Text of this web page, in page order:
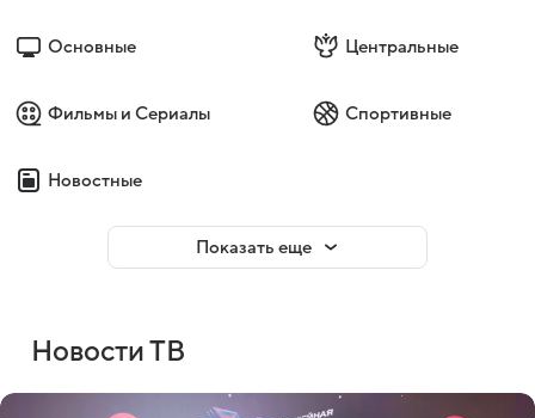
Основные Центральные
Фильмы и Сериалы Спортивные
Новостные
Показать еще
Новости ТВ